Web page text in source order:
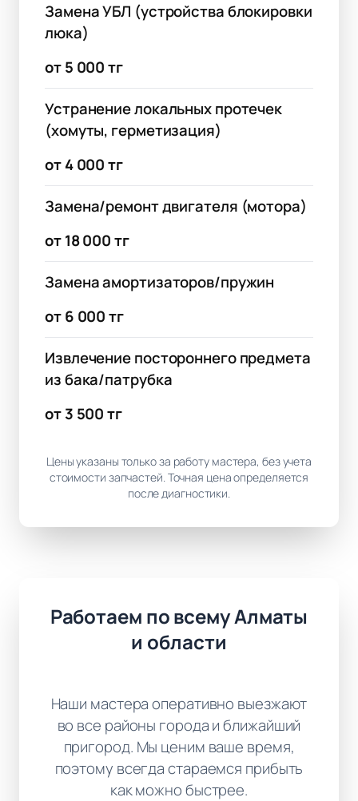
Замена УБЛ (устройства блокировки
люка)
от 5 000 тг
Устранение локальных протечек
(хомуты, герметизация)
от 4 000 тг
Замена/ремонт двигателя (мотора)
от 18 000 тг
Замена амортизаторов/пружин
от 6 000 тг
Извлечение постороннего предмета
из бака/патрубка
от 3 500 тг
Цены указаны только за работу мастера, без учета
стоимости запчастей. Точная цена определяется
после диагностики.
Работаем по всему Алматы
и области
Наши мастера оперативно выезжают
во все районы города и ближайший
пригород. Мы ценим ваше время,
поэтому всегда стараемся прибыть
как можно быстрее.